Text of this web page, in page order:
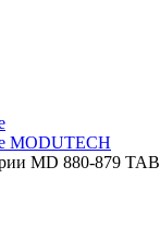
MODUTECH
MD 880-879 TAB